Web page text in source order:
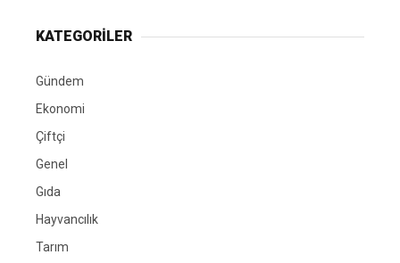
KATEGORİLER
Gündem
Ekonomi
Çiftçi
Genel
Gıda
Hayvancılık
Tarım